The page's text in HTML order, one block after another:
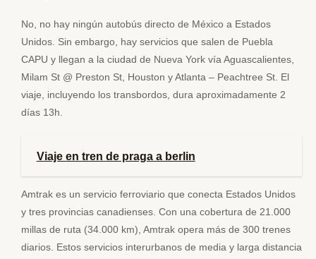
No, no hay ningún autobús directo de México a Estados
Unidos. Sin embargo, hay servicios que salen de Puebla
CAPU y llegan a la ciudad de Nueva York vía Aguascalientes,
Milam St @ Preston St, Houston y Atlanta – Peachtree St. El
viaje, incluyendo los transbordos, dura aproximadamente 2
días 13h.
Viaje en tren de praga a berlin
Amtrak es un servicio ferroviario que conecta Estados Unidos
y tres provincias canadienses. Con una cobertura de 21.000
millas de ruta (34.000 km), Amtrak opera más de 300 trenes
diarios. Estos servicios interurbanos de media y larga distancia